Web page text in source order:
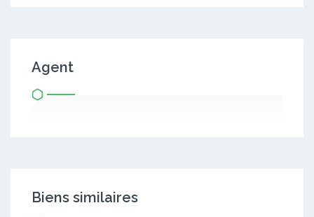
Agent
Biens similaires